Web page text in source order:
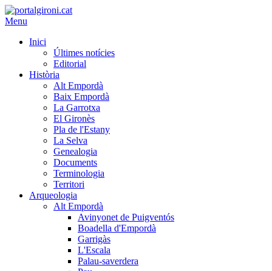
Menu
Inici
Últimes notícies
Editorial
Història
Alt Empordà
Baix Empordà
La Garrotxa
El Gironès
Pla de l'Estany
La Selva
Genealogia
Documents
Terminologia
Territori
Arqueologia
Alt Empordà
Avinyonet de Puigventós
Boadella d'Empordà
Garrigàs
L'Escala
Palau-saverdera